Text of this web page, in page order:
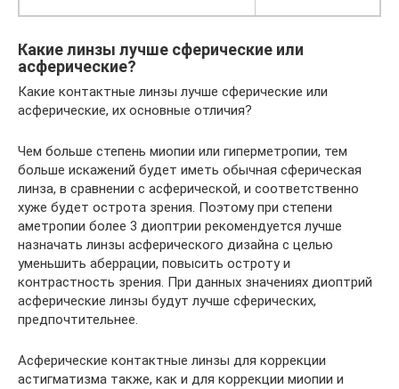
Какие линзы лучше сферические или
асферические?
Какие контактные линзы лучше сферические или
асферические, их основные отличия?
Чем больше степень миопии или гиперметропии, тем
больше искажений будет иметь обычная сферическая
линза, в сравнении с асферической, и соответственно
хуже будет острота зрения. Поэтому при степени
аметропии более 3 диоптрии рекомендуется лучше
назначать линзы асферического дизайна с целью
уменьшить аберрации, повысить остроту и
контрастность зрения. При данных значениях диоптрий
асферические линзы будут лучше сферических,
предпочтительнее.
Асферические контактные линзы для коррекции
астигматизма также, как и для коррекции миопии и